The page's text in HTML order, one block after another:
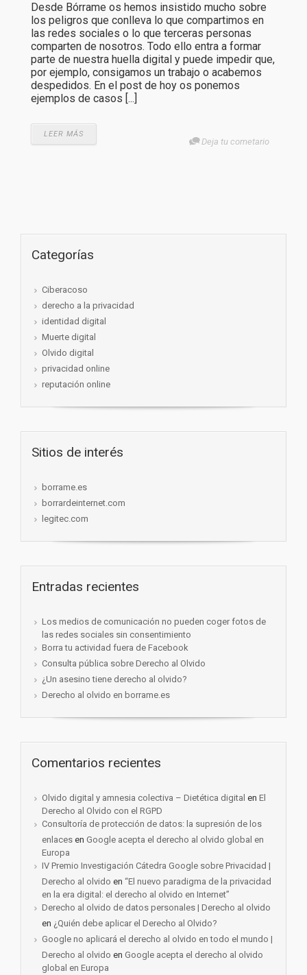
Desde Bórrame os hemos insistido mucho sobre
los peligros que conlleva lo que compartimos en
las redes sociales o lo que terceras personas
comparten de nosotros. Todo ello entra a formar
parte de nuestra huella digital y puede impedir que,
por ejemplo, consigamos un trabajo o acabemos
despedidos. En el post de hoy os ponemos
ejemplos de casos [...]
LEER MÁS
Deja tu cometario
Categorías
Ciberacoso
derecho a la privacidad
identidad digital
Muerte digital
Olvido digital
privacidad online
reputación online
Sitios de interés
borrame.es
borrardeinternet.com
legitec.com
Entradas recientes
Los medios de comunicación no pueden coger fotos de
las redes sociales sin consentimiento
Borra tu actividad fuera de Facebook
Consulta pública sobre Derecho al Olvido
¿Un asesino tiene derecho al olvido?
Derecho al olvido en borrame.es
Comentarios recientes
Olvido digital y amnesia colectiva – Dietética digital en El
Derecho al Olvido con el RGPD
Consultoría de protección de datos: la supresión de los
enlaces en Google acepta el derecho al olvido global en
Europa
IV Premio Investigación Cátedra Google sobre Privacidad |
Derecho al olvido en “El nuevo paradigma de la privacidad
en la era digital: el derecho al olvido en Internet”
Derecho al olvido de datos personales | Derecho al olvido
en ¿Quién debe aplicar el Derecho al Olvido?
Google no aplicará el derecho al olvido en todo el mundo |
Derecho al olvido en Google acepta el derecho al olvido
global en Europa